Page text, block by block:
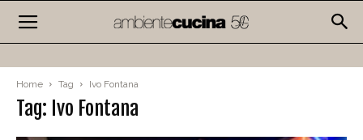
Home Tag Ivo Fontana
Tag: Ivo Fontana